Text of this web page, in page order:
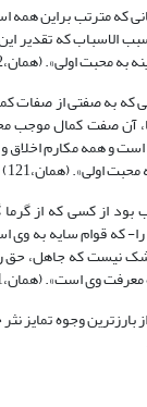
که مترتب براین
الاسباب که تقدیر
محبت اولی». (همان،122)
به صفتی از صفات
آن صفت کمال موجب
و همه مکارم
اولی». (همان،121)
از کسی که از
که قوام سایه به
نیست که جاهل، حق
وی است». (همان،121)
وجوه تمایز